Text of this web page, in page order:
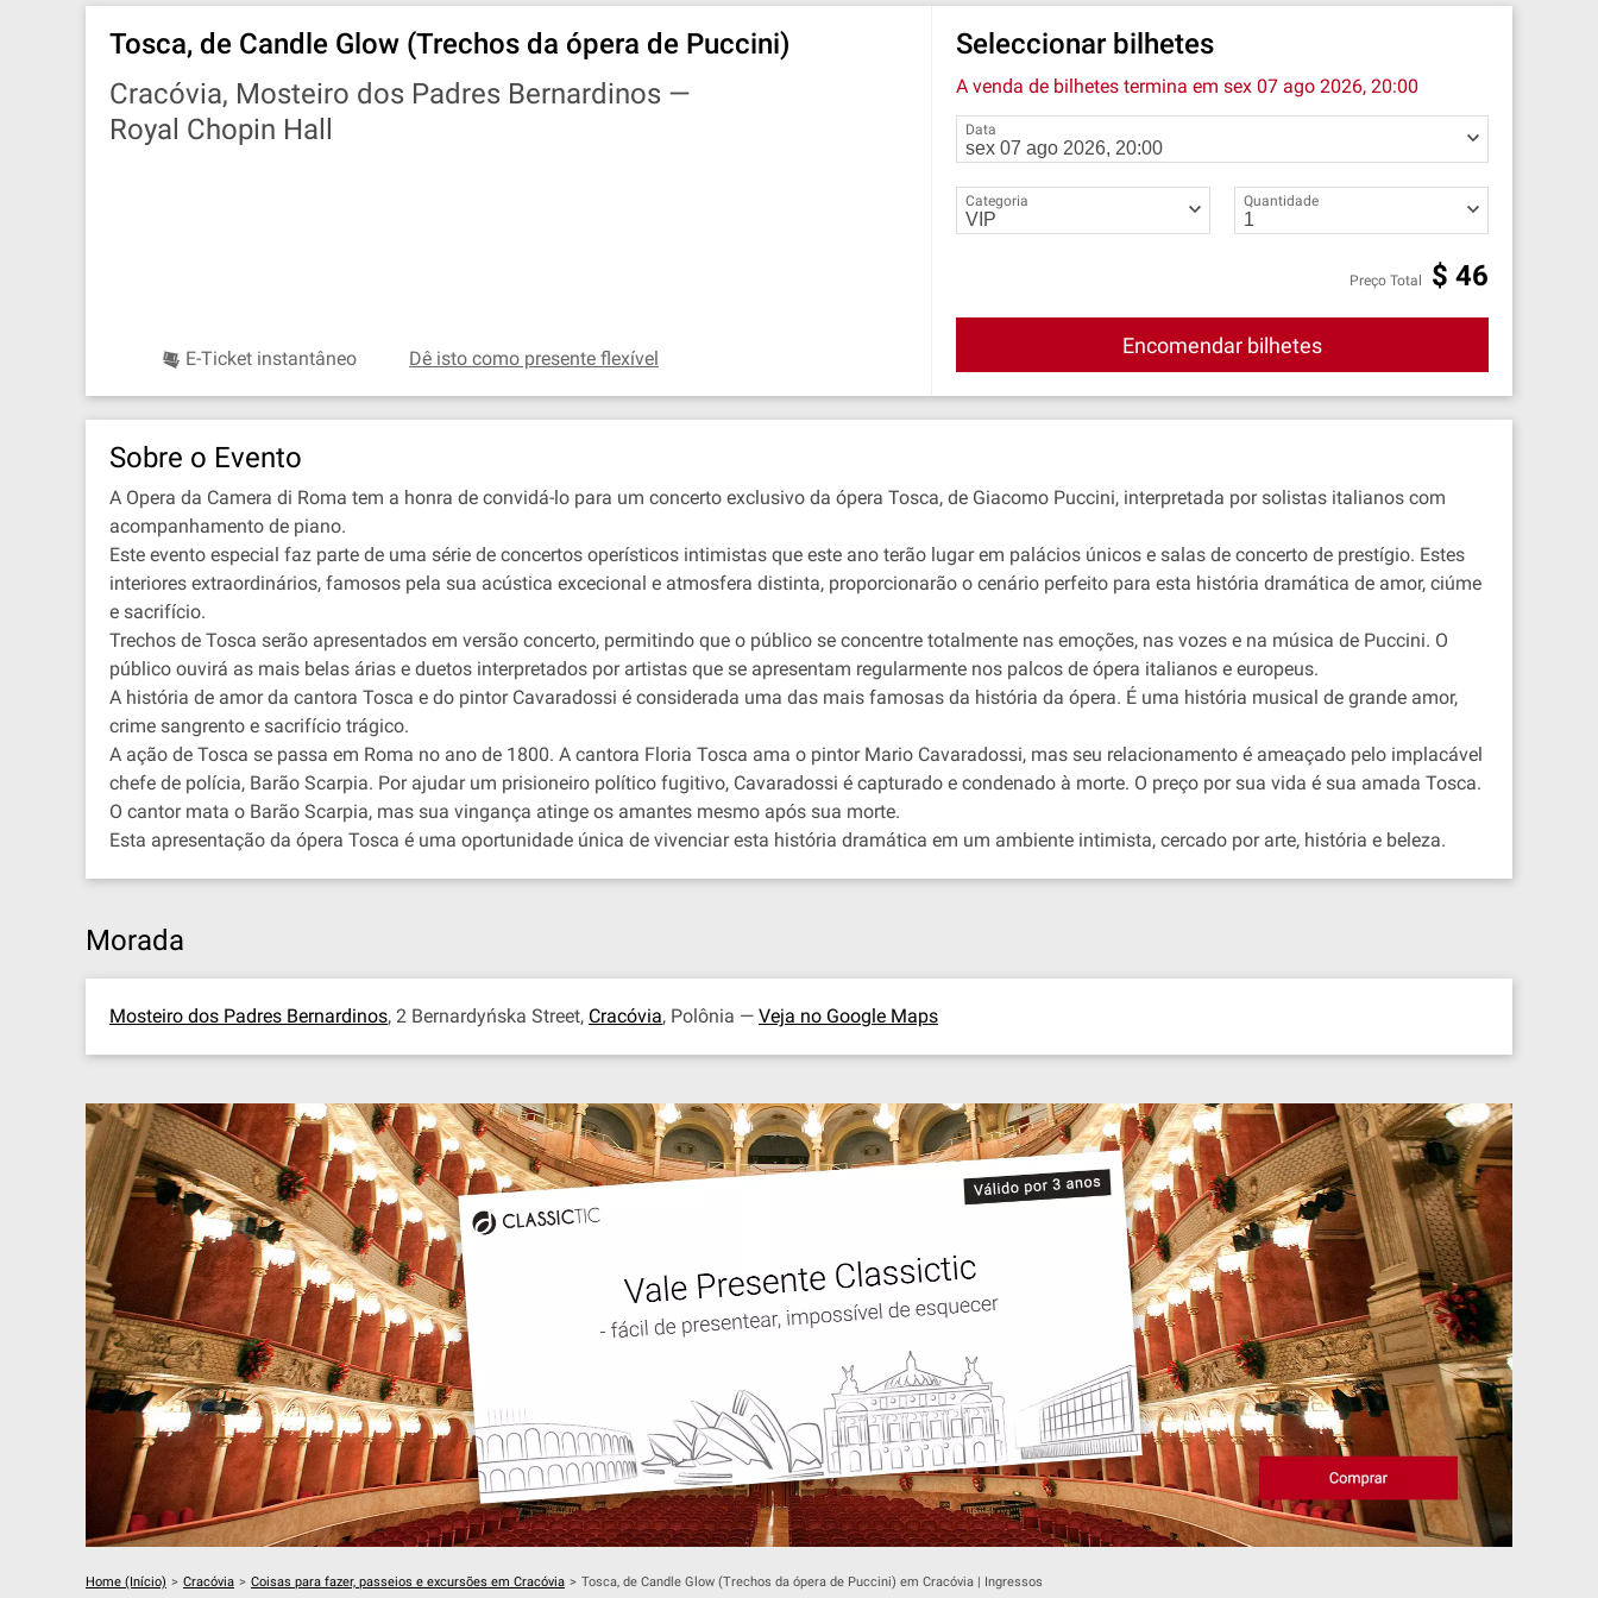
Tosca, de Candle Glow (Trechos da ópera de Puccini)
Cracóvia, Mosteiro dos Padres Bernardinos —
Royal Chopin Hall
E-Ticket instantâneo Dê isto como presente flexível
Seleccionar bilhetes
A venda de bilhetes termina emsex 07 ago 2026, 20:00
Data
Categoria Quantidade
Preço Total $ 46
Encomendar bilhetes
Sobre o Evento
A Opera da Camera di Roma tem a honra de convidá-lo para um concerto exclusivo da ópera Tosca, de Giacomo Puccini, interpretada por solistas italianos com
acompanhamento de piano.
Este evento especial faz parte de uma série de concertos operísticos intimistas que este ano terão lugar em palácios únicos e salas de concerto de prestígio. Estes
interiores extraordinários, famosos pela sua acústica excecional e atmosfera distinta, proporcionarão o cenário perfeito para esta história dramática de amor, ciúme
e sacrifício.
Trechos de Tosca serão apresentados em versão concerto, permitindo que o público se concentre totalmente nas emoções, nas vozes e na música de Puccini. O
público ouvirá as mais belas árias e duetos interpretados por artistas que se apresentam regularmente nos palcos de ópera italianos e europeus.
A história de amor da cantora Tosca e do pintor Cavaradossi é considerada uma das mais famosas da história da ópera. É uma história musical de grande amor,
crime sangrento e sacrifício trágico.
A ação de Tosca se passa em Roma no ano de 1800. A cantora Floria Tosca ama o pintor Mario Cavaradossi, mas seu relacionamento é ameaçado pelo implacável
chefe de polícia, Barão Scarpia. Por ajudar um prisioneiro político fugitivo, Cavaradossi é capturado e condenado à morte. O preço por sua vida é sua amada Tosca.
O cantor mata o Barão Scarpia, mas sua vingança atinge os amantes mesmo após sua morte.
Esta apresentação da ópera Tosca é uma oportunidade única de vivenciar esta história dramática em um ambiente intimista, cercado por arte, história e beleza.
Morada
Mosteiro dos Padres Bernardinos, 2 Bernardyńska Street, Cracóvia, Polônia — Veja no Google Maps
Home (Início) > Cracóvia > Coisas para fazer, passeios e excursões em Cracóvia > Tosca, de Candle Glow (Trechos da ópera de Puccini) em Cracóvia | Ingressos